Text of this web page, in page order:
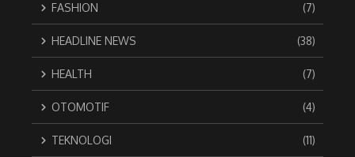
FASHION (7)
HEADLINE NEWS (38)
HEALTH (7)
OTOMOTIF (4)
TEKNOLOGI (11)